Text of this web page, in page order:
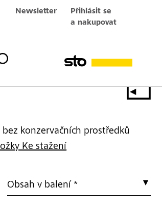
Newsletter
Přihlásit se
a nakupovat
konzervačních prostředků
Ke stažení
Obsah v balení *